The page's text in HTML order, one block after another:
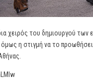
χειρός του δημιουργού των
η στιγμή να το